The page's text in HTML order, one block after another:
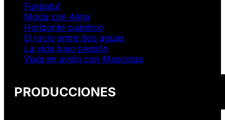
Fundatul
Moda con Alma
Horizonte cuántico
El rocio entre dos aguas
La vida bajo presión
Viaja en avión con Mascotas
PRODUCCIONES